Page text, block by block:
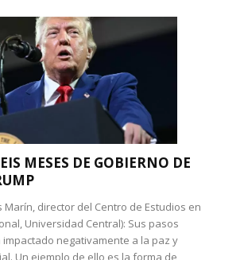
MESES DE GOBIERNO DE
Marín, director del Centro de Estudios en
Universidad Central): Sus pasos
negativamente a la paz y
Un ejemplo de ello es la forma de